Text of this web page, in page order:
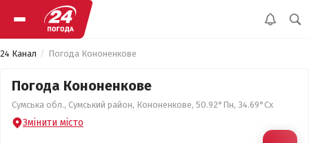
24 Канал Погода Кононенкове
Погода Кононенкове
Сумська обл., Сумський район, Кононенкове, 50.92°Пн, 34.69°Сх
Змінити місто